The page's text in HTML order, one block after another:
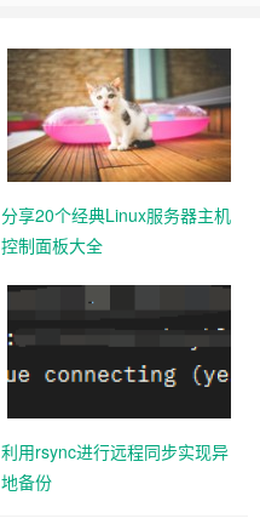
分享20个经典Linux服务器主机
控制面板大全
利用rsync进行远程同步实现异
地备份